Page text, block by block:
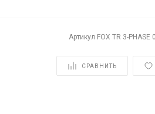
Артикул FOX TR 3-
СРАВНИТЬ